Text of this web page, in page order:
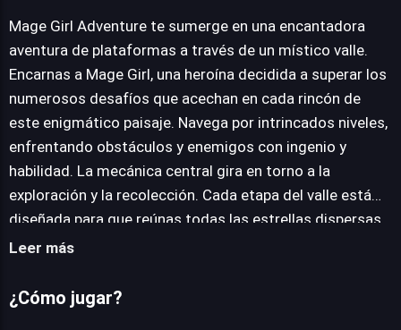
JUEGALO AHORA
Mage Girl Adventure te sumerge en una encantadora
aventura de plataformas a través de un místico valle.
Encarnas a Mage Girl, una heroína decidida a superar los
numerosos desafíos que acechan en cada rincón de
este enigmático paisaje. Navega por intrincados niveles,
enfrentando obstáculos y enemigos con ingenio y
habilidad. La mecánica central gira en torno a la
exploración y la recolección. Cada etapa del valle está
diseñada para que reúnas todas las estrellas dispersas,
un requisito esencial para lograr la máxima puntuación.
dominar el diseño de cada nivel y optimizar tus
Leer más
¿Cómo jugar?